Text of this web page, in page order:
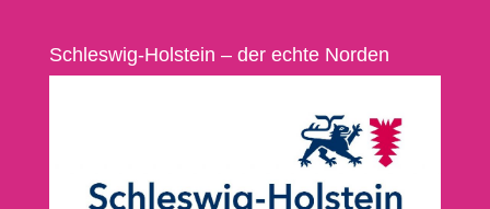
Schleswig-Holstein – der echte Norden